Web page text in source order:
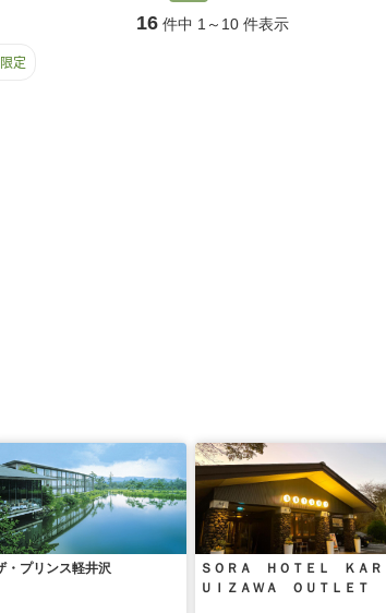
16 件中 1 ～ 10 件表示
定
・プリンス軽井沢
ＳＯＲＡ ＨＯＴＥＬ ＫＡＲ
ＵＩＺＡＷＡ ＯＵＴＬＥＴ